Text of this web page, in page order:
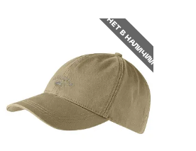
НЕТ В НАЛИЧИИ